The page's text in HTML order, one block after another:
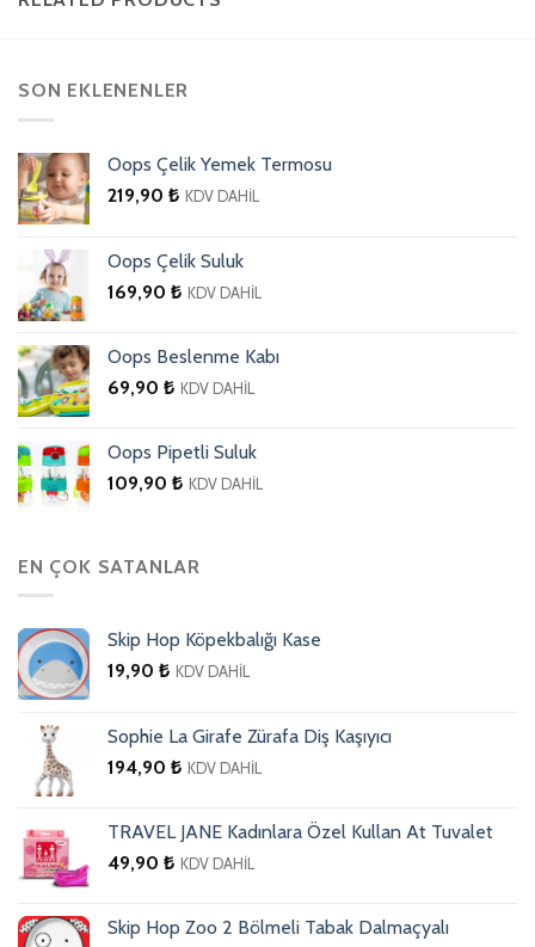
SON EKLENENLER
Oops Çelik Yemek Termosu
219,90 ₺ KDV DAHİL
Oops Çelik Suluk
169,90 ₺ KDV DAHİL
Oops Beslenme Kabı
69,90 ₺ KDV DAHİL
Oops Pipetli Suluk
109,90 ₺ KDV DAHİL
EN ÇOK SATANLAR
Skip Hop Köpekbalığı Kase
19,90 ₺ KDV DAHİL
Sophie La Girafe Zürafa Diş Kaşıyıcı
194,90 ₺ KDV DAHİL
TRAVEL JANE Kadınlara Özel Kullan At Tuvalet
49,90 ₺ KDV DAHİL
Skip Hop Zoo 2 Bölmeli Tabak Dalmaçyalı